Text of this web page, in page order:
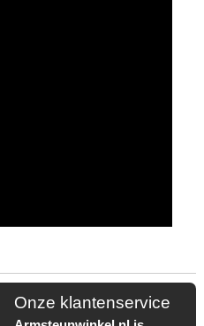
Onze klantenservice